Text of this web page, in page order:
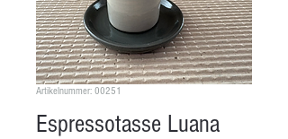
Artikelnummer: 00251
Espressotasse Luana